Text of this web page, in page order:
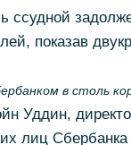
ссудной
показав
в столь
Уддин,
лиц